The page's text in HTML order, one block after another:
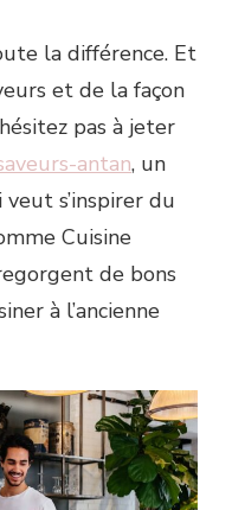
la différence. Et
et de la façon
pas à jeter
antan, un
s’inspirer du
Cuisine
de bons
à l’ancienne